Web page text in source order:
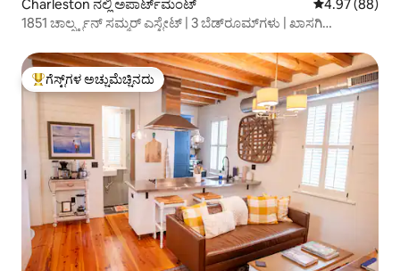
Charleston ನಲ್ಲಿ ಅಪಾರ್ಟ್‌ಮಂಟ್ 5 ರಲ್ಲಿ 4.97
4.97 (88)
1851 ಚಾರ್ಲ್ಸ್ಟನ್ ಸಮ್ಮರ್ ಎಸ್ಟೇಟ್ | 3 ಬೆಡ್‌ರೂಮ್‌ಗಳು | ಖಾಸಗಿ
ಗೆಸ್ಟ್‌ಗಳಿಗೆ ಅತಿ ಹೆಚ್ಚು ಅಚ್ಚುಮೆಚ್ಚಿನದು
ಗೆಸ್ಟ್‌ಗಳ ಅಚ್ಚುಮೆಚ್ಚಿನದು